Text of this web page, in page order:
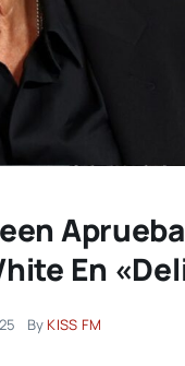
En
By KISS FM